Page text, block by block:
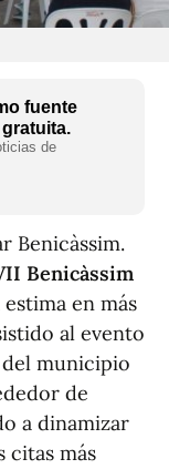
fuente
de
Benicàssim.
Benicàssim
estima en más
al evento
municipio
de
a dinamizar
citas más